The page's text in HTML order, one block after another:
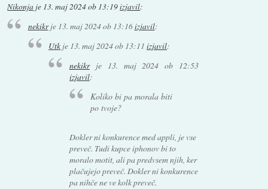
Nikonja je 13. maj 2024 ob 13:19izjavil:
nekikrje 13. maj 2024 ob 13:16izjavil:
Utk je 13. maj 2024 ob 13:11 izjavil:
nekikrje 13. maj 2024 ob 12:53
izjavil:
Koliko bi pa morala biti
po tvoje?
Dokler ni konkurence med appli, je vse
preveč. Tudi kupce iphonov bi to
moralo motit, ali pa predvsem njih, ker
plačujejo preveč. Dokler ni konkurence
pa nihče ne ve kolk preveč.